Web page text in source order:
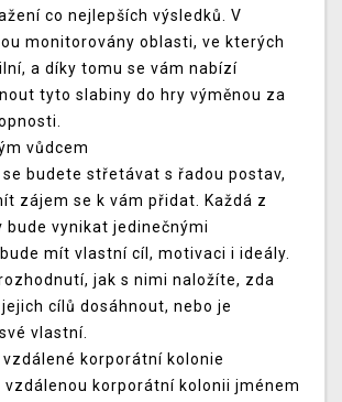
co nejlepších výsledků. V
monitorovány oblasti, ve kterých
a díky tomu se vám nabízí
tyto slabiny do hry výměnou za
vůdcem
se budete střetávat s řadou postav,
zájem se k vám přidat. Každá z
bude vynikat jedinečnými
mít vlastní cíl, motivaci i ideály.
jak s nimi naložíte, zda
cílů dosáhnout, nebo je
vlastní.
vzdálené korporátní kolonie
vzdálenou korporátní kolonii jménem